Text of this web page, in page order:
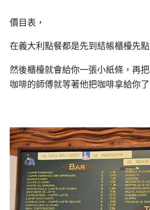
價目表，
在義大利點餐都是先到結帳櫃檯先點
然後櫃檯就會給你一張小紙條，再
咖啡的師傅就等著他把咖啡拿給你了